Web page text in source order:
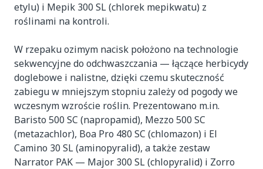
etylu) i Mepik 300 SL (chlorek mepikwatu) z
roślinami na kontroli.
W rzepaku ozimym nacisk położono na technologie
sekwencyjne do odchwaszczania — łączące herbicydy
doglebowe i nalistne, dzięki czemu skuteczność
zabiegu w mniejszym stopniu zależy od pogody we
wczesnym wzroście roślin. Prezentowano m.in.
Baristo 500 SC (napropamid), Mezzo 500 SC
(metazachlor), Boa Pro 480 SC (chlomazon) i El
Camino 30 SL (aminopyralid), a także zestaw
Narrator PAK — Major 300 SL (chlopyralid) i Zorro